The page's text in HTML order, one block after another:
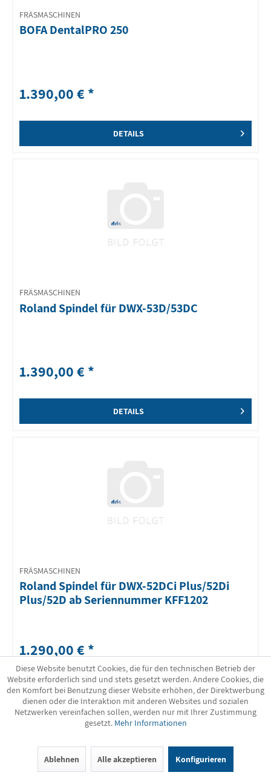
FRÄSMASCHINEN
BOFA DentalPRO 250
1.390,00 € *
DETAILS
FRÄSMASCHINEN
Roland Spindel für DWX-53D/53DC
1.390,00 € *
DETAILS
FRÄSMASCHINEN
Roland Spindel für DWX-52DCi Plus/52Di
Plus/52D ab Seriennummer KFF1202
1.290,00 € *
DETAILS
Diese Website benutzt Cookies, die für den technischen Betrieb der
Website erforderlich sind und stets gesetzt werden. Andere Cookies, die
den Komfort bei Benutzung dieser Website erhöhen, der Direktwerbung
dienen oder die Interaktion mit anderen Websites und sozialen
Netzwerken vereinfachen sollen, werden nur mit Ihrer Zustimmung
gesetzt. Mehr Informationen
Ablehnen Alle akzeptieren Konfigurieren